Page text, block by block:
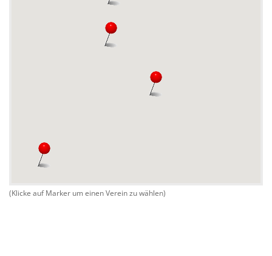
(Klicke auf Marker um einen Verein zu wählen)